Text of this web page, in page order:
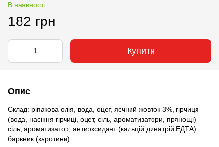
В наявності
182 грн
Купити
Опис
Склад: ріпакова олія, вода, оцет, яєчний жовток 3%, гірчиця
(вода, насіння гірчиці, оцет, сіль, ароматизатори, прянощі),
сіль, ароматизатор, антиоксидант (кальцій динатрій ЕДТА),
барвник (каротини)